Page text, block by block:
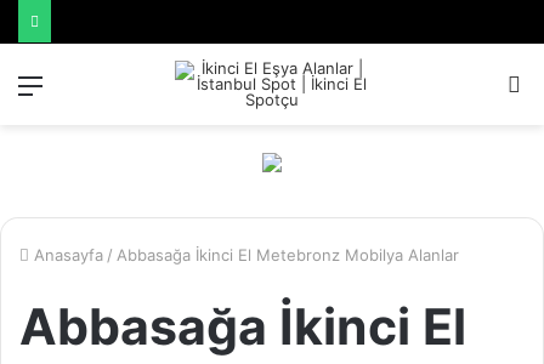
Anasayfa / Abbasağa İkinci El Metebronz Mobilya Alanlar
Abbasağa İkinci El